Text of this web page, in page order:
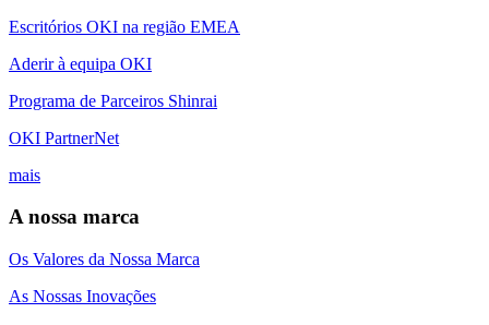
Escritórios OKI na região EMEA
Aderir à equipa OKI
Programa de Parceiros Shinrai
OKI PartnerNet
mais
A nossa marca
Os Valores da Nossa Marca
As Nossas Inovações